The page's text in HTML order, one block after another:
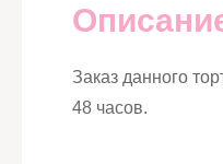
Заказ данного
48 часов.